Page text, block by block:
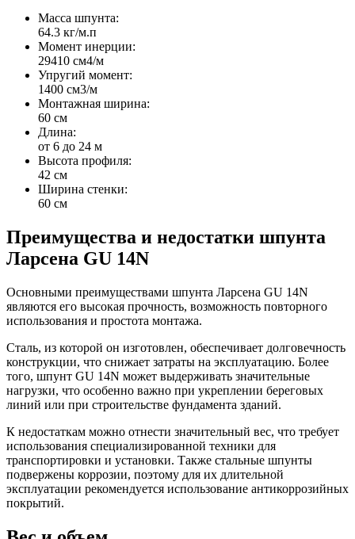
Масса шпунта:
64.3 кг/м.п
Момент инерции:
29410 cм4/м
Упругий момент:
1400 cм3/м
Монтажная ширина:
60 см
Длина:
от 6 до 24 м
Высота профиля:
42 см
Ширина стенки:
60 см
Преимущества и недостатки шпунта
Ларсена GU 14N
Основными преимуществами шпунта Ларсена GU 14N
являются его высокая прочность, возможность повторного
использования и простота монтажа.
Сталь, из которой он изготовлен, обеспечивает долговечность
конструкции, что снижает затраты на эксплуатацию. Более
того, шпунт GU 14N может выдерживать значительные
нагрузки, что особенно важно при укреплении береговых
линий или при строительстве фундамента зданий.
К недостаткам можно отнести значительный вес, что требует
использования специализированной техники для
транспортировки и установки. Также стальные шпунты
подвержены коррозии, поэтому для их длительной
эксплуатации рекомендуется использование антикоррозийных
покрытий.